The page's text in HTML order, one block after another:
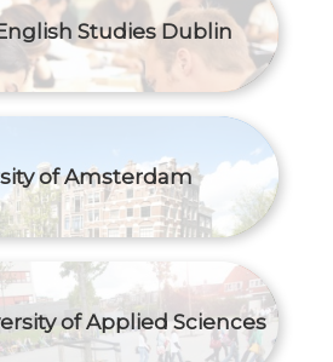
Studies Dublin
of Amsterdam
of Applied Sciences